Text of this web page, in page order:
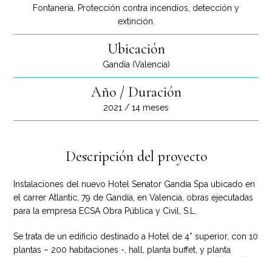
Fontanería. Protección contra incendios, detección y
extinción.
Ubicación
Gandía (Valencia)
Año / Duración
2021 / 14 meses
Descripción del proyecto
Instalaciones del nuevo Hotel Senator Gandía Spa ubicado en
el carrer Atlantic, 79 de Gandía, en Valencia, obras ejecutadas
para la empresa ECSA Obra Pública y Civil, S.L.
Se trata de un edificio destinado a Hotel de 4* superior, con 10
plantas – 200 habitaciones -, hall, planta buffet, y planta